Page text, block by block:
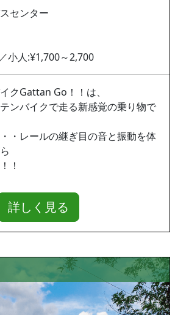
センター
小人:¥1,700～2,700
クGattan Go！！は、
ンバイクで走る新感覚の乗り物で
・レールの継ぎ目の音と振動を体
！
詳しく見る